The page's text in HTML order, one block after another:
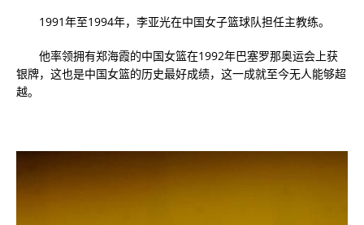
1991年至1994年，李亚光在中国女子篮球队担任主教练。
他率领拥有郑海霞的中国女篮在1992年巴塞罗那奥运会上获
银牌，这也是中国女篮的历史最好成绩，这一成就至今无人能够超
越。